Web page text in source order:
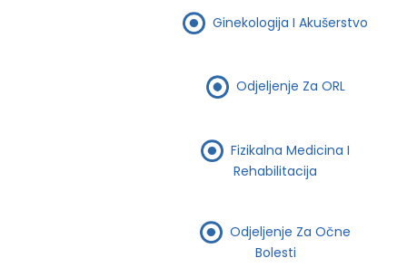
Ginekologija I Akušerstvo
Odjeljenje Za ORL
Fizikalna Medicina I
Rehabilitacija
Odjeljenje Za Očne
Bolesti